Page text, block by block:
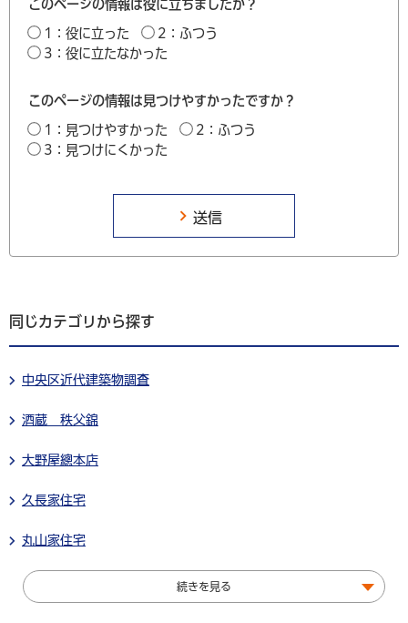
このページの情報は役に立ちましたか？
1：役に立った
2：ふつう
3：役に立たなかった
このページの情報は見つけやすかったですか？
1：見つけやすかった
2：ふつう
3：見つけにくかった
同じカテゴリから探す
中央区近代建築物調査
酒蔵 秩父錦
大野屋總本店
久長家住宅
丸山家住宅
続きを見る